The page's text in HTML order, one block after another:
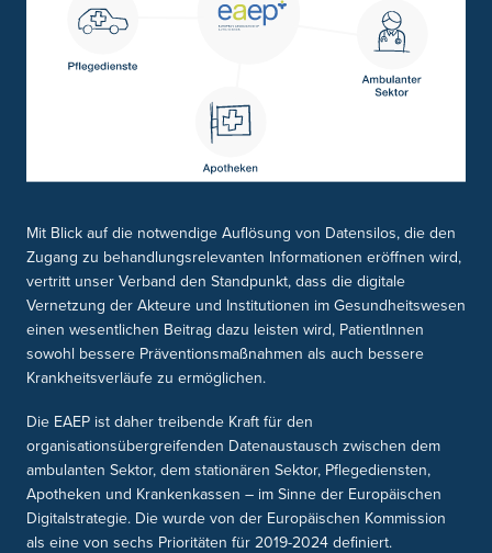
Mit Blick auf die notwendige Auflösung von Datensilos, die den
Zugang zu behandlungsrelevanten Informationen eröffnen wird,
vertritt unser Verband den Standpunkt, dass die digitale
Vernetzung der Akteure und Institutionen im Gesundheitswesen
einen wesentlichen Beitrag dazu leisten wird, PatientInnen
sowohl bessere Präventionsmaßnahmen als auch bessere
Krankheitsverläufe zu ermöglichen.
Die EAEP ist daher treibende Kraft für den
organisationsübergreifenden Datenaustausch zwischen dem
ambulanten Sektor, dem stationären Sektor, Pflegediensten,
Apotheken und Krankenkassen – im Sinne der Europäischen
Digitalstrategie. Die wurde von der Europäischen Kommission
als eine von sechs Prioritäten für 2019-2024 definiert.